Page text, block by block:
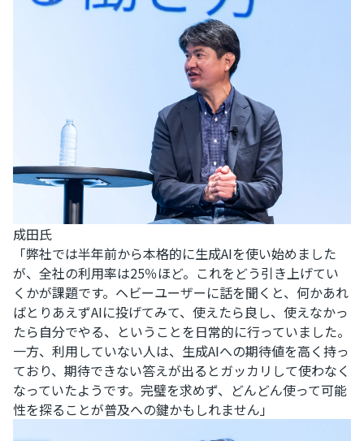
成田氏
「弊社では半年前から本格的に生成AIを使い始めました
が、全社の利用率は25％ほど。これをどう引き上げてい
くかが課題です。ヘビーユーザーに話を聞くと、何かあれ
ばとりあえずAIに投げてみて、使えたら良し、使えなかっ
たら自分でやる、ということを日常的に行っていました。
一方、利用していない人は、生成AIへの期待値を高く持っ
ており、期待できない答えが出るとガッカリして使わなく
なっていたようです。完璧を求めず、どんどん使って可能
性を探ることが普及への鍵かもしれません」